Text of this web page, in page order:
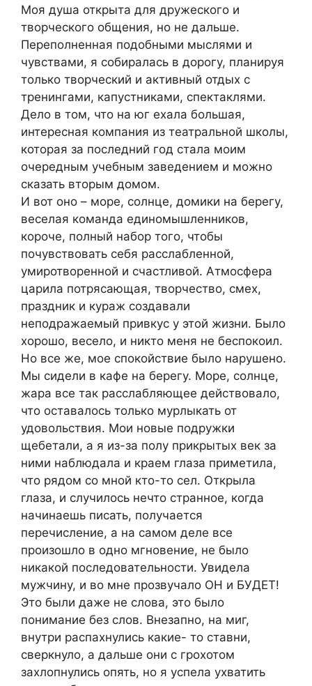
Моя душа открыта для дружеского и
творческого общения, но не дальше.
Переполненная подобными мыслями и
чувствами, я собиралась в дорогу, планируя
только творческий и активный отдых с
тренингами, капустниками, спектаклями.
Дело в том, что на юг ехала большая,
интересная компания из театральной школы,
которая за последний год стала моим
очередным учебным заведением и можно
сказать вторым домом.
И вот оно – море, солнце, домики на берегу,
веселая команда единомышленников,
короче, полный набор того, чтобы
почувствовать себя расслабленной,
умиротворенной и счастливой. Атмосфера
царила потрясающая, творчество, смех,
праздник и кураж создавали
неподражаемый привкус у этой жизни. Было
хорошо, весело, и никто меня не беспокоил.
Но все же, мое спокойствие было нарушено.
Мы сидели в кафе на берегу. Море, солнце,
жара все так расслабляющее действовало,
что оставалось только мурлыкать от
удовольствия. Мои новые подружки
щебетали, а я из-за полу прикрытых век за
ними наблюдала и краем глаза приметила,
что рядом со мной кто-то сел. Открыла
глаза, и случилось нечто странное, когда
начинаешь писать, получается
перечисление, а на самом деле все
произошло в одно мгновение, не было
никакой последовательности. Увидела
мужчину, и во мне прозвучало ОН и БУДЕТ!
Это были даже не слова, это было
понимание без слов. Внезапно, на миг,
внутри распахнулись какие- то ставни,
сверкнуло, а дальше они с грохотом
захлопнулись опять, но я успела ухватить